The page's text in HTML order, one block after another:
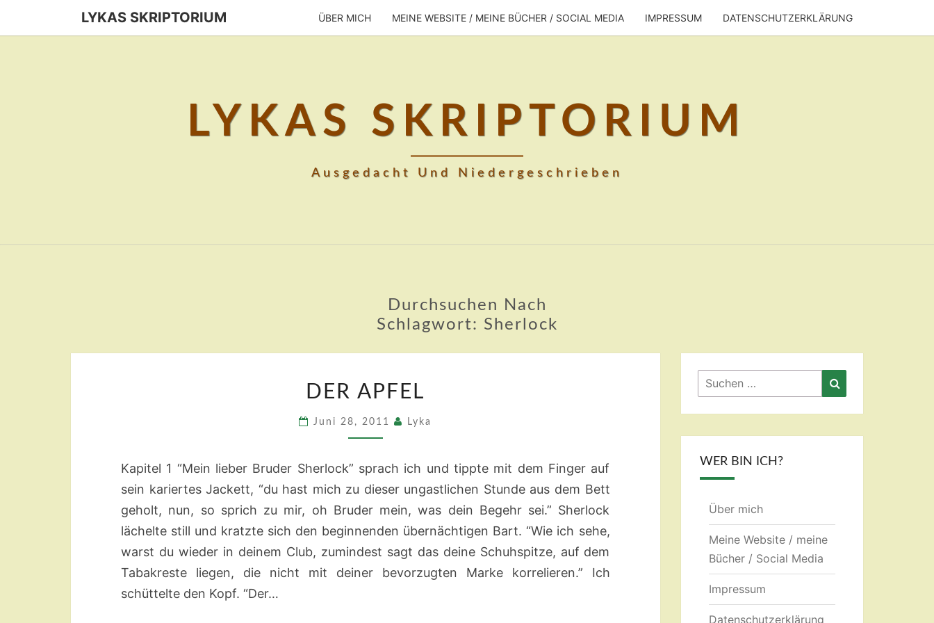
LYKAS SKRIPTORIUM ÜBER MICH MEINE WEBSITE / MEINE BÜCHER / SOCIAL MEDIA IMPRESSUM DATENSCHUTZERKLÄRUNG
LYKAS SKRIPTORIUM
Ausgedacht Und Niedergeschrieben
Durchsuchen Nach
Schlagwort: Sherlock
APFEL
DER APFEL
Juni 28, 2011 Lyka
Kapitel 1 “Mein lieber Bruder Sherlock” sprach ich und tippte mit dem Finger auf
sein kariertes Jackett, “du hast mich zu dieser ungastlichen Stunde aus dem Bett
geholt, nun, so sprich zu mir, oh Bruder mein, was dein Begehr sei.” Sherlock
lächelte still und kratzte sich den beginnenden übernächtigen Bart. “Wie ich sehe,
warst du wieder in deinem Club, zumindest sagt das deine Schuhspitze, auf dem
Tabakreste liegen, die nicht mit deiner bevorzugten Marke korrelieren.” Ich
schüttelte den Kopf. “Der…
Suchen
nach:
WER BIN ICH?
Über mich
Meine Website / meine
Bücher / Social Media
Impressum
Datenschutzerklärung